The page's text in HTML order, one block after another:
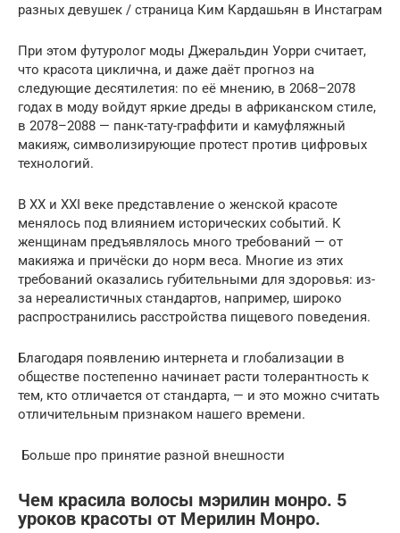
разных девушек / страница Ким Кардашьян в Инстаграм
При этом футуролог моды Джеральдин Уорри считает,
что красота циклична, и даже даёт прогноз на
следующие десятилетия: по её мнению, в 2068–2078
годах в моду войдут яркие дреды в африканском стиле,
в 2078–2088 — панк-тату-граффити и камуфляжный
макияж, символизирующие протест против цифровых
технологий.
В XX и XXI веке представление о женской красоте
менялось под влиянием исторических событий. К
женщинам предъявлялось много требований — от
макияжа и причёски до норм веса. Многие из этих
требований оказались губительными для здоровья: из-
за нереалистичных стандартов, например, широко
распространились расстройства пищевого поведения.
Благодаря появлению интернета и глобализации в
обществе постепенно начинает расти толерантность к
тем, кто отличается от стандарта, — и это можно считать
отличительным признаком нашего времени.
️ Больше про принятие разной внешности
Чем красила волосы мэрилин монро. 5
уроков красоты от Мерилин Монро.